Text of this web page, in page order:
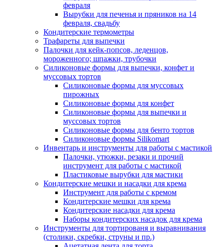
февраля
Вырубки для печенья и пряников на 14
февраля, свадьбу
Кондитерские термометры
Трафареты для выпечки
Палочки для кейк-попсов, леденцов,
мороженного; шпажки, трубочки
Силиконовые формы для выпечки, конфет и
муссовых тортов
Силиконовые формы для муссовых
пирожных
Силиконовые формы для конфет
Силиконовые формы для выпечки и
муссовых тортов
Силиконовые формы для бенто тортов
Силиконовые формы Silikomart
Инвентарь и инструменты для работы с мастикой
Палочки, утюжки, резаки и прочий
инструмент для работы с мастикой
Пластиковые вырубки для мастики
Кондитерские мешки и насадки для крема
Инструмент для работы с кремом
Кондитерские мешки для крема
Кондитерские насадки для крема
Наборы кондитерских насадок для крема
Инструменты для тортированя и выравнивания
(столики, скребки, струны и пр.)